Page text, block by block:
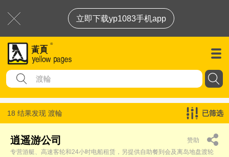
立即下载yp1083手机app
18 结果发现 渡輪 已筛选
逍遥游公司
赞助
专营游艇、高速客轮和24小时电船租赁，另提供自助餐到会及离岛地盘渡轮